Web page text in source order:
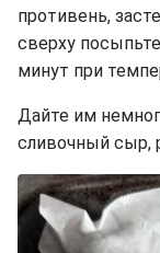
противень,
сверху
минут при
Дайте им
сливочный сыр,